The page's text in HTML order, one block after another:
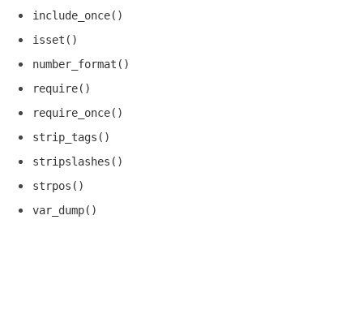
include_once()
isset()
number_format()
require()
require_once()
strip_tags()
stripslashes()
strpos()
var_dump()